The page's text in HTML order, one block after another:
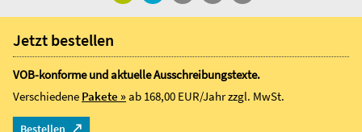
Jetzt bestellen
VOB-konforme und aktuelle Ausschreibungstexte.
Verschiedene Pakete »ab 168,00 EUR/Jahrzzgl. MwSt.
Bestellen